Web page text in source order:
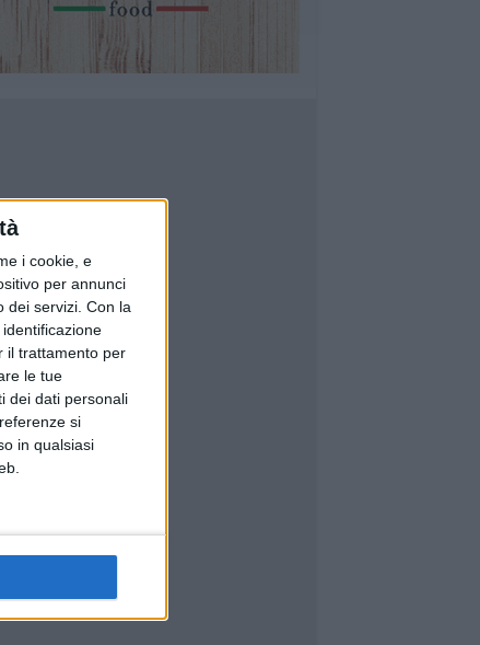
i cookie, e
per annunci
dei servizi. Con la
il trattamento per
le tue
dei dati personali
si
in qualsiasi